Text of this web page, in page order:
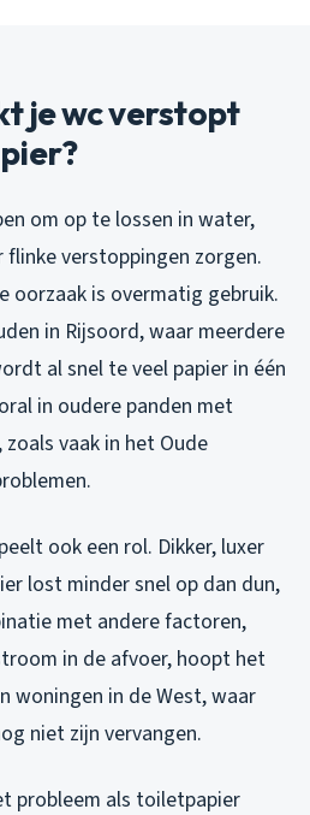
je wc verstopt
om op te lossen in water,
verstoppingen zorgen.
oorzaak is overmatig gebruik.
in Rijsoord, waar meerdere
al snel te veel papier in één
in oudere panden met
vaak in het Oude
ook een rol. Dikker, luxer
lost minder snel op dan dun,
met andere factoren,
in de afvoer, hoopt het
woningen in de West, waar
niet zijn vervangen.
probleem als toiletpapier